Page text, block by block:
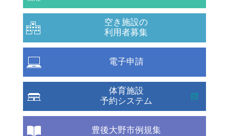
空き施設の
利用者募集
電子申請
体育施設
予約システム
豊後大野市例規集